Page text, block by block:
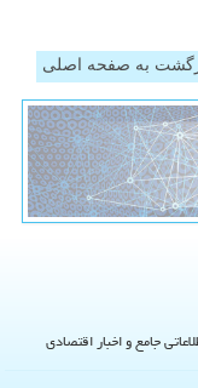
به صفحه اصلی
جامع و اخبار اقتصادی